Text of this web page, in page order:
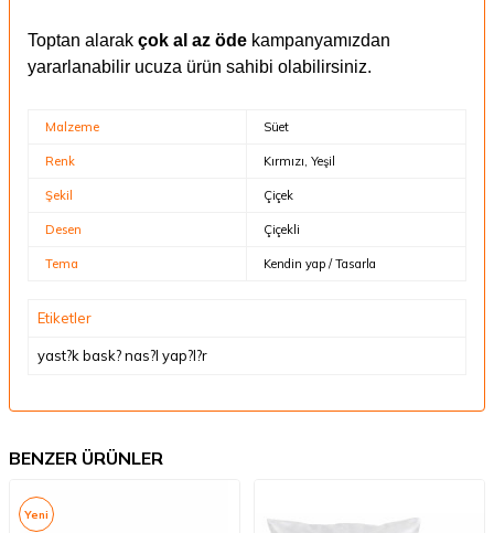
Toptan alarak çok al az öde kampanyamızdan
yararlanabilir ucuza ürün sahibi olabilirsiniz.
Malzeme Süet
Renk Kırmızı, Yeşil
Şekil Çiçek
Desen Çiçekli
Tema Kendin yap / Tasarla
Etiketler
yast?k bask? nas?l yap?l?r
BENZER ÜRÜNLER
Yeni